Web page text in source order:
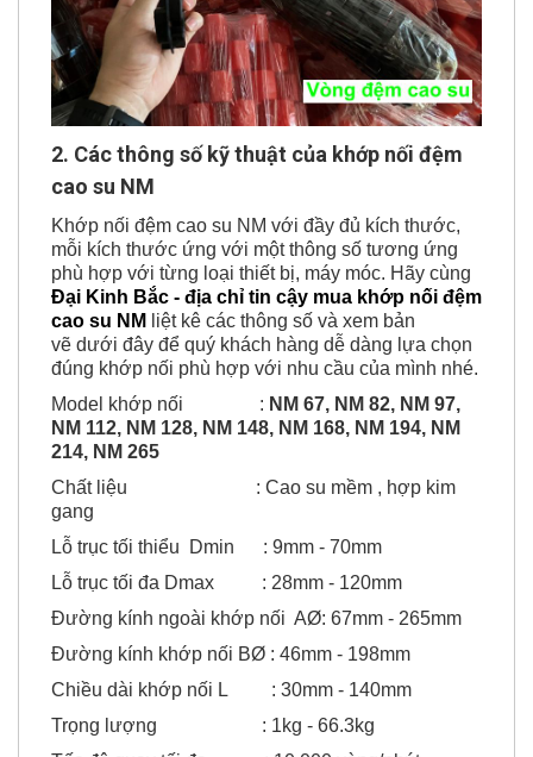
2. Các thông số kỹ thuật của khớp nối đệm
cao su NM
Khớp nối đệm cao su NM với đầy đủ kích thước,
mỗi kích thước ứng với một thông số tương ứng
phù hợp với từng loại thiết bị, máy móc. Hãy cùng
Đại Kinh Bắc - địa chỉ tin cậy mua khớp nối đệm
cao su NM
liệt kê các thông số và xem bản
vẽ dưới đây để quý khách hàng dễ dàng lựa chọn
đúng khớp nối phù hợp với nhu cầu của mình nhé.
Model khớp nối : NM 67, NM 82, NM 97,
NM 112, NM 128, NM 148, NM 168, NM 194, NM
214, NM 265
Chất liệu : Cao su mềm , hợp kim
gang
Lỗ trục tối thiểu Dmin : 9mm - 70mm
Lỗ trục tối đa Dmax : 28mm - 120mm
Đường kính ngoài khớp nối AØ: 67mm - 265mm
Đường kính khớp nối BØ : 46mm - 198mm
Chiều dài khớp nối L : 30mm - 140mm
Trọng lượng : 1kg - 66.3kg